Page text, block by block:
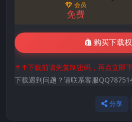
会员
免费
购买下载
↑↑下载前请先复制密码，再点立即
下载遇到问题？请联系客服
分享